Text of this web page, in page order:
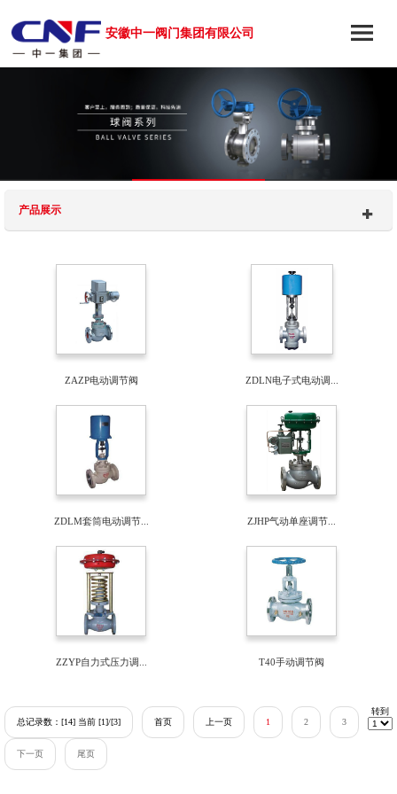
安徽中一阀门集团有限公司
产品展示
ZAZP电动调节阀 ZDLN电子式电动调...
ZDLM套筒电动调节... ZJHP气动单座调节...
ZZYP自力式压力调... T40手动调节阀
总记录数：[14] 当前 [1]/[3] 首页 上一页 1 2 3
下一页 尾页
转到